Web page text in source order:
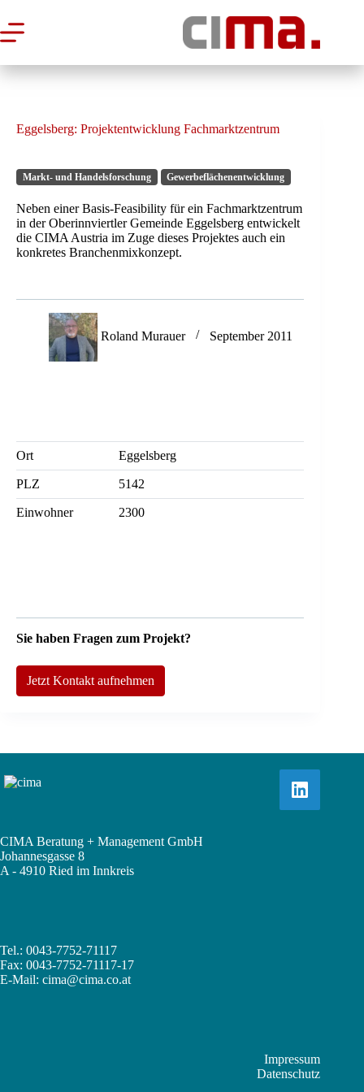
Inhalt
springen
Eggelsberg: Projektentwicklung Fachmarktzentrum
Markt- und Handelsforschung Gewerbeflächenentwicklung
Neben einer Basis-Feasibility für ein Fachmarktzentrum
in der Oberinnviertler Gemeinde Eggelsberg entwickelt
die CIMA Austria im Zuge dieses Projektes auch ein
konkretes Branchenmixkonzept.
Roland Murauer September 2011
Ort Eggelsberg
PLZ 5142
Einwohner 2300
Sie haben Fragen zum Projekt?
Jetzt Kontakt aufnehmen
CIMA Beratung + Management GmbH
Johannesgasse 8
A - 4910 Ried im Innkreis
Tel.: 0043-7752-71117
Fax: 0043-7752-71117-17
E-Mail: cima@cima.co.at
Impressum
Datenschutz